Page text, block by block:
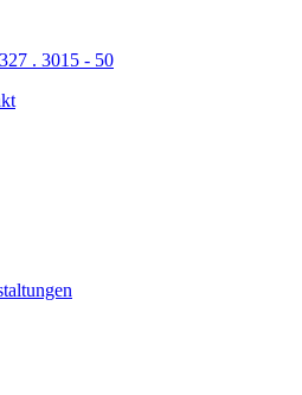
. 3015 - 50